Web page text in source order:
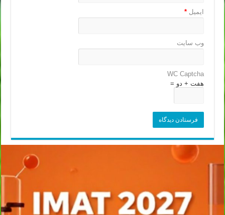
ایمیل*
وب‌ سایت
WC Captcha
هفت + دو =